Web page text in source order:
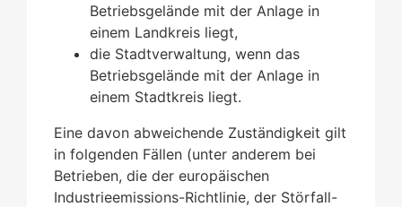
Betriebsgelände mit der Anlage in
einem Landkreis liegt,
die Stadtverwaltung, wenn das
Betriebsgelände mit der Anlage in
einem Stadtkreis liegt.
Eine davon abweichende Zuständigkeit gilt
in folgenden Fällen (unter anderem bei
Betrieben, die der europäischen
Industrieemissions-Richtlinie, der Störfall-